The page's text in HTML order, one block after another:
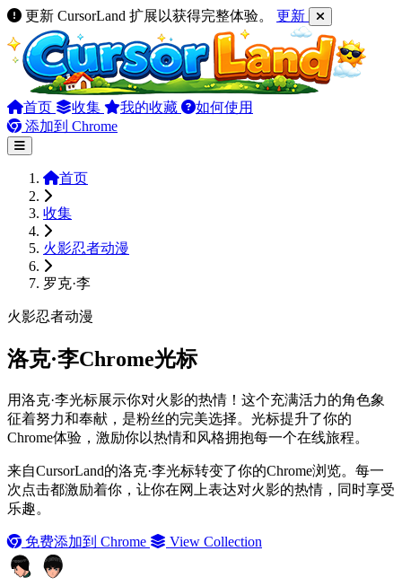
更新 CursorLand 扩展以获得完整体验。 更新
首页 收集 我的收藏
如何使用
添加到 Chrome
首页
收集
火影忍者动漫
罗克·李
火影忍者动漫
洛克·李Chrome光标
用洛克·李光标展示你对火影的热情！这个充满活力的角色象
征着努力和奉献，是粉丝的完美选择。光标提升了你的
Chrome体验，激励你以热情和风格拥抱每一个在线旅程。
来自CursorLand的洛克·李光标转变了你的Chrome浏览。每一
次点击都激励着你，让你在网上表达对火影的热情，同时享受
乐趣。
免费添加到 Chrome View Collection